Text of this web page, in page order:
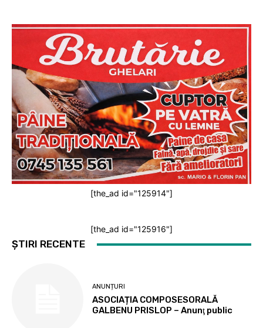
[the_ad id="125914"]
[the_ad id="125916"]
ȘTIRI RECENTE
ANUNȚURI
ASOCIAȚIA COMPOSESORALĂ
GALBENU PRISLOP – Anunţ public